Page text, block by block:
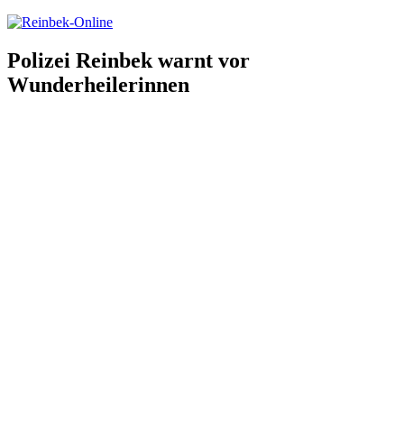
Polizei Reinbek warnt vor
Wunderheilerinnen